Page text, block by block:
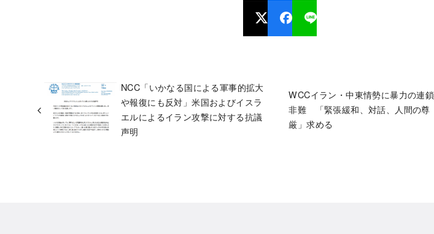
NCC「いかなる国による軍事的拡大
や報復にも反対」米国およびイスラ
エルによるイラン攻撃に対する抗議
声明
WCCイラン・中東情勢に暴力の連鎖
非難 「緊張緩和、対話、人間の尊
厳」求める